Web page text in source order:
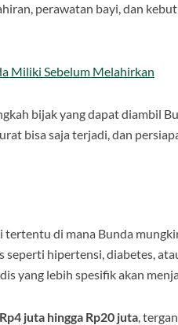
perawatan bayi, dan
Miliki Sebelum Melahirkan
bijak yang dapat diambil
bisa saja terjadi, dan
di mana Bunda
hipertensi, diabetes,
yang lebih spesifik akan
Rp4 juta hingga Rp20 juta,